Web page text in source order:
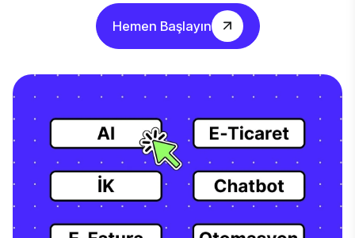
Hemen Başlayın